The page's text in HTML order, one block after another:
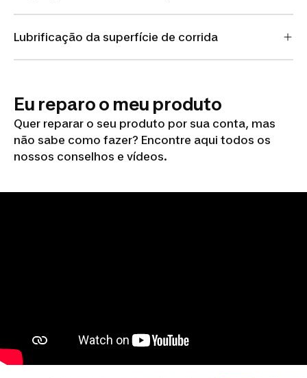
Lubrificação da superfície de corrida
Eu reparo o meu produto
Quer reparar o seu produto por sua conta, mas
não sabe como fazer? Encontre aqui todos os
nossos conselhos e vídeos.